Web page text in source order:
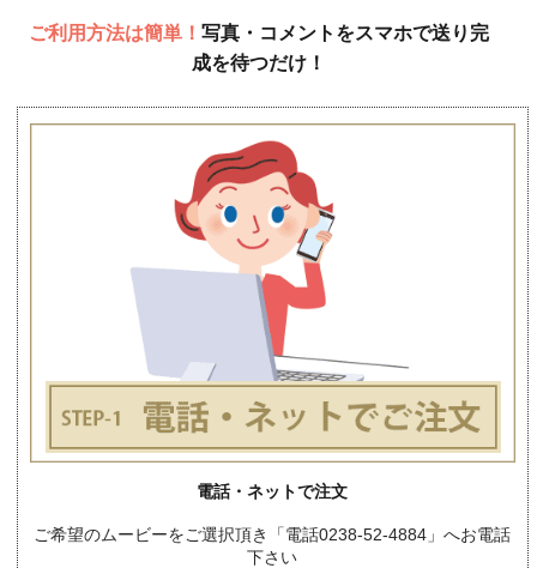
ご利用方法は簡単！ 写真・コメントをスマホで送り完
成を待つだけ！
電話・ネットで注文
ご希望のムービーをご選択頂き「電話0238-52-4884」へお電話
下さい